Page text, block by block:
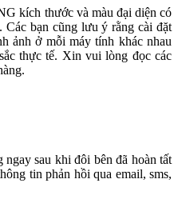
kích thước và màu đại diện có
Các bạn cũng lưu ý rằng cài đặt
ảnh ở mỗi máy tính khác nhau
thực tế. Xin vui lòng đọc các
sau khi đôi bên đã hoàn tất
tin phản hồi qua email, sms,